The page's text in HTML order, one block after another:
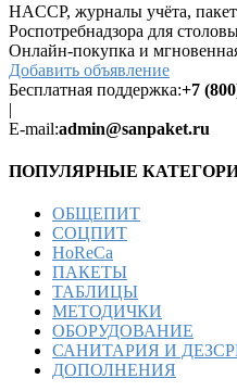
HACCP, журналы учёта,
Роспотребнадзора для
Онлайн-покупка и
Добавить объявление
Бесплатная поддержка:+7
|
E-mail:admin@sanpaket.ru
ПОПУЛЯРНЫЕ
ОБЩЕПИТ
СОЦПИТ
HoReCa
ПАКЕТЫ
ТАБЛИЦЫ
МЕТОДИЧКИ
ОБОРУДОВАНИЕ
САНИТАРИЯ И
ДОПОЛНЕНИЯ